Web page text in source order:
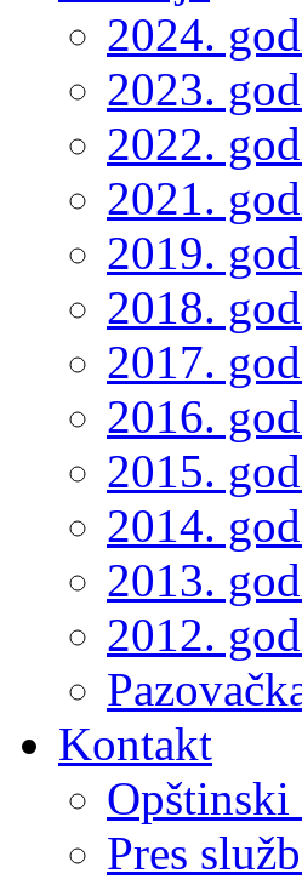
2024.
2023.
2022.
2021.
2019.
2018.
2017.
2016.
2015.
2014.
2013.
2012.
Kontakt
Opštinski
Pres